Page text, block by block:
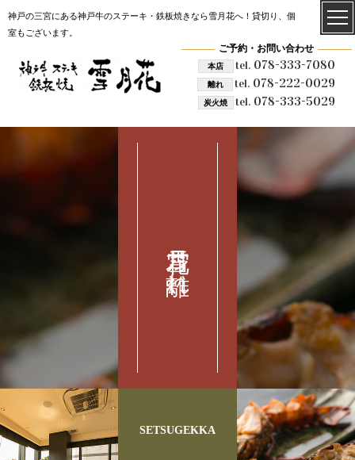
神戸の三宮にある神戸牛のステーキ・鉄板焼きなら雪月花へ！貸切り、個
室もございます。
ご予約・お問い合わせ
本店 tel.078-333-7080
離れ tel. 078-222-0029
炭火焼 tel.078-333-5029
雪月花 離れ
SETSUGEKKA